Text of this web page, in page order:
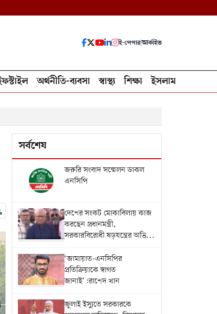
ই-পেপার|আর্কাইভ
অর্থনীতি-ব্যবসা স্বাস্থ্য শিক্ষা ইসলাম
সর্বশেষ
জরুরি সংবাদ সম্মেলন ডাকল
এনসিপি
দেশের সংকট মোকাবিলায় কাজ
করছেন প্রধানমন্ত্রী,
সরকারবিরোধী ষড়যন্ত্রের অভি...
‘জামায়াত-এনসিপির
প্রতিক্রিয়াকে স্বাগত
জানাই’:রাশেদ খান
জুলাই ইস্যুতে সরকারকে